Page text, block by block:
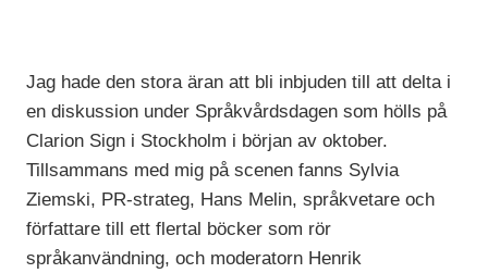
Jag hade den stora äran att bli inbjuden till att delta i
en diskussion under Språkvårdsdagen som hölls på
Clarion Sign i Stockholm i början av oktober.
Tillsammans med mig på scenen fanns Sylvia
Ziemski, PR-strateg, Hans Melin, språkvetare och
författare till ett flertal böcker som rör
språkanvändning, och moderatorn Henrik